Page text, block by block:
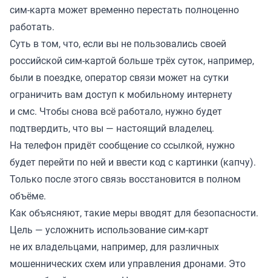
сим-карта может временно перестать полноценно
работать.
Суть в том, что, если вы не пользовались своей
российской сим-картой больше трёх суток, например,
были в поездке, оператор связи может на сутки
ограничить вам доступ к мобильному интернету
и смс. Чтобы снова всё работало, нужно будет
подтвердить, что вы — настоящий владелец.
На телефон придёт сообщение со ссылкой, нужно
будет перейти по ней и ввести код с картинки (капчу).
Только после этого связь восстановится в полном
объёме.
Как объясняют, такие меры вводят для безопасности.
Цель — усложнить использование сим-карт
не их владельцами, например, для различных
мошеннических схем или управления дронами. Это